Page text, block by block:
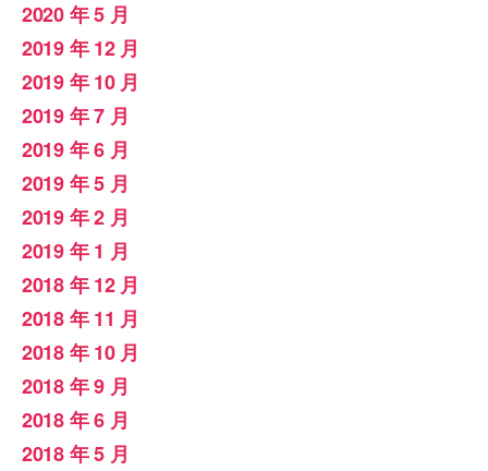
2020 年 5 月
2019 年 12 月
2019 年 10 月
2019 年 7 月
2019 年 6 月
2019 年 5 月
2019 年 2 月
2019 年 1 月
2018 年 12 月
2018 年 11 月
2018 年 10 月
2018 年 9 月
2018 年 6 月
2018 年 5 月